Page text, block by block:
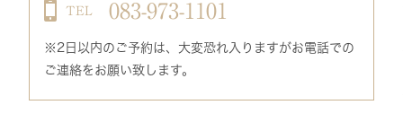
TEL 083-973-1101
※2日以内のご予約は、大変恐れ入りますがお電話での
ご連絡をお願い致します。